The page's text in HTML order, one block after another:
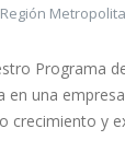
Región
Programa
en una
crecimiento y